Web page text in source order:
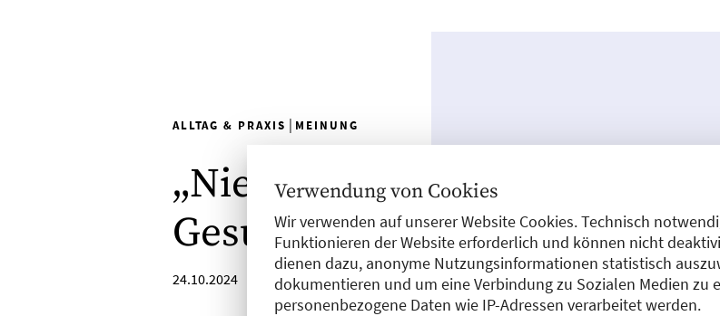
Verwendung von Cookies
Wir verwenden auf unserer Website Cookies. Technisch
Funktionieren der Website erforderlich und können nicht
dienen dazu, anonyme Nutzungsinformationen statistisch
dokumentieren und um eine Verbindung zu Sozialen Medien zu
personenbezogene Daten wie IP-Adressen verarbeitet werden.
ALLTAG & PRAXIS | MEINUNG
„Nie wieder“ in
Gesundheitsämtern
24.10.2024